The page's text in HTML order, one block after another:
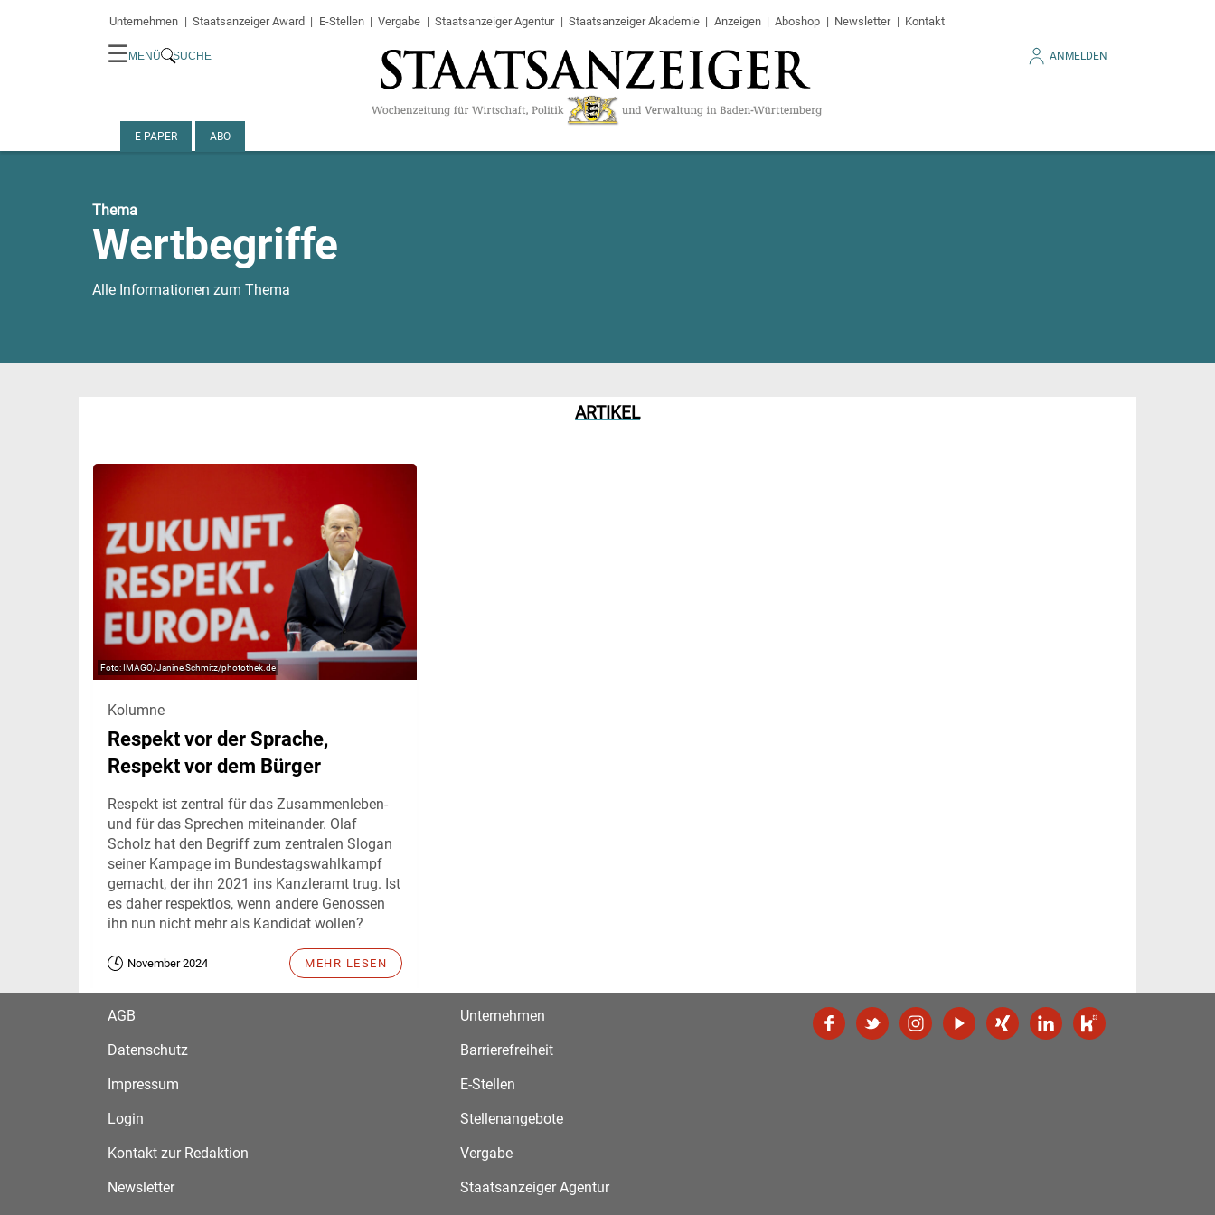
Unternehmen Staatsanzeiger Award E-Stellen Vergabe Staatsanzeiger Agentur Staatsanzeiger Akademie Anzeigen Aboshop Newsletter Kontakt
☰ MENÜ SUCHE ANMELDEN
E-PAPER ABO
Thema
Wertbegriffe
Alle Informationen zum Thema
ARTIKEL
IMAGO/Janine Schmitz/photothek.de
Kolumne
Respekt vor der Sprache,
Respekt vor dem Bürger
Respekt ist zentral für das Zusammenleben-
und für das Sprechen miteinander. Olaf
Scholz hat den Begriff zum zentralen Slogan
seiner Kampage im Bundestagswahlkampf
gemacht, der ihn 2021 ins Kanzleramt trug. Ist
es daher respektlos, wenn andere Genossen
ihn nun nicht mehr als Kandidat wollen?
November 2024 MEHR LESEN
AGB
Datenschutz
Impressum
Login
Kontakt zur Redaktion
Newsletter
Unternehmen
Barrierefreiheit
E-Stellen
Stellenangebote
Vergabe
Staatsanzeiger Agentur